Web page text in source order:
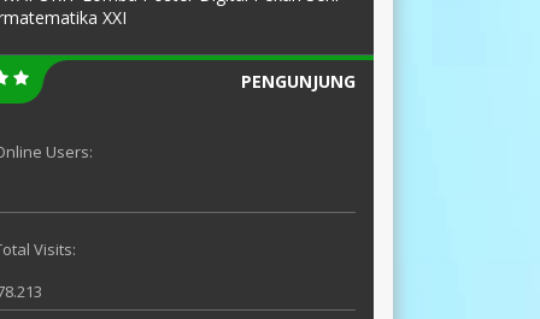
XXI
PENGUNJUNG
Users:
Visits: